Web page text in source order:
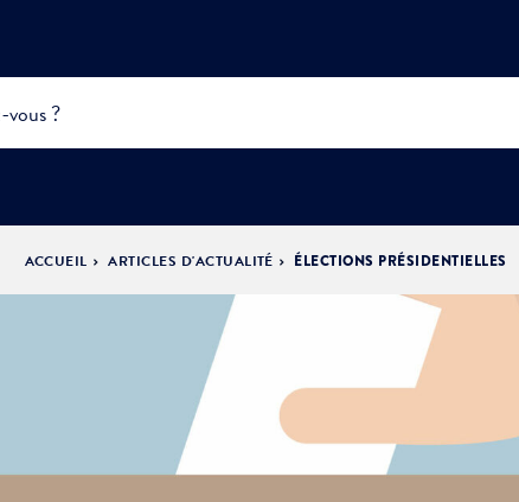
ACTUALITÉS &
ÉVÈNEMENTS
DÉMOCRATIE
PARTICIPATIVE
ACCUEIL ARTICLES D'ACTUALITÉ ÉLECTIONS PRÉSIDENTIELLES